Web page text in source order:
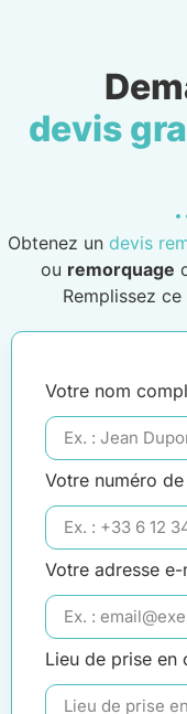
devis
Obtenez un devis
ou remorquage
Remplissez
Votre nom
Votre numéro
Votre adresse e-
Lieu de prise en